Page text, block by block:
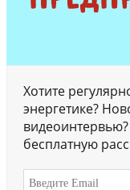
Хотите
энергетике?
бесплатную